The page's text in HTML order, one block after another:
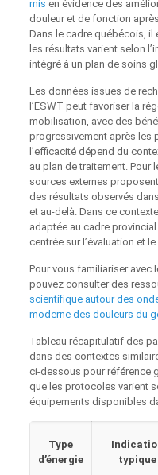
mis en évidence des
douleur et de fonction
Dans le cadre québécois,
les résultats varient selon
intégré à un plan de soins
Les données issues de
l’ESWT peut favoriser la
mobilisation, avec des
progressivement après les
l’efficacité dépend du
au plan de traitement. Pour
sources externes
des résultats observés
et au‑delà. Dans ce
adaptée au cadre
centrée sur l’évaluation et
Pour vous familiariser avec
pouvez consulter des
scientifique autour des
moderne des douleurs du
Tableau récapitulatif des
dans des contextes
ci‑dessous pour référence
que les protocoles varient
équipements disponibles
Type
d’énergie
typique